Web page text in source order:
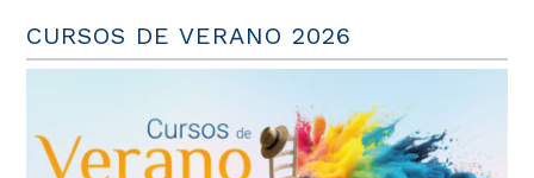
CURSOS DE VERANO 2026